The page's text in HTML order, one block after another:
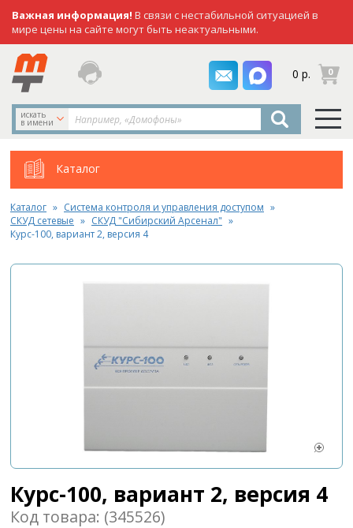
Важная информация! В связи с нестабильной ситуацией в
мире цены на сайте могут быть неактуальными.
0 р. 0
искать
в имени
Каталог
Каталог
Система контроля и управления доступом
СКУД сетевые
СКУД "Сибирский Арсенал"
Курс-100, вариант 2, версия 4
Курс-100, вариант 2, версия 4
Код товара: (345526)